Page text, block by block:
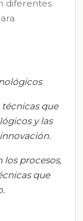
diferentes
que
y las
procesos,
que